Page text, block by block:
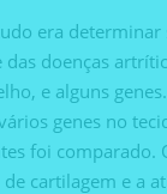
era determinar
doenças
e alguns
genes no
foi comparado.
cartilagem e a